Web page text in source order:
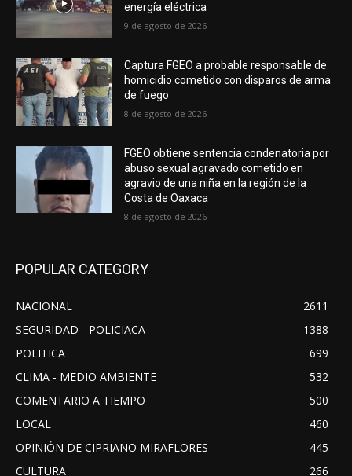
energía eléctrica
9 de agosto de 2026
Captura FGEO a probable responsable de
homicidio cometido con disparos de arma
de fuego
8 de agosto de 2026
FGEO obtiene sentencia condenatoria por
abuso sexual agravado cometido en
agravio de una niña en la región de la
Costa de Oaxaca
8 de agosto de 2026
POPULAR CATEGORY
NACIONAL
2611
SEGURIDAD - POLICIACA
1388
POLITICA
699
CLIMA - MEDIO AMBIENTE
532
COMENTARIO A TIEMPO
500
LOCAL
460
OPINIÓN DE CIPRIANO MIRAFLORES
445
CULTURA
266